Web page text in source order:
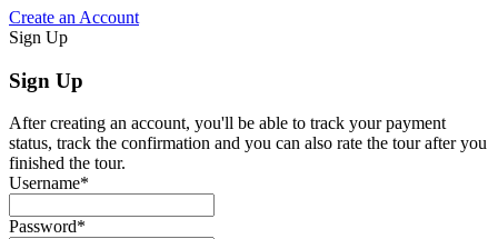
Create an Account
Sign Up
Sign Up
After creating an account, you'll be able to track your payment
status, track the confirmation and you can also rate the tour after you
finished the tour.
Username*
Password*